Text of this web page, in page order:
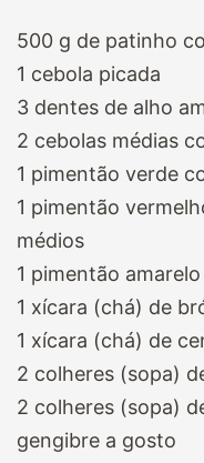
500 g de patinho
1 cebola picada
3 dentes de alho
2 cebolas médias
1 pimentão verde
1 pimentão
médios
1 pimentão
1 xícara (chá) de
1 xícara (chá) de
2 colheres (sopa)
2 colheres (sopa)
gengibre a gosto